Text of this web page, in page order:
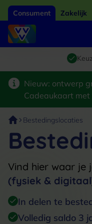
Consument Zakelijk
Nieuw: ontwerp
Cadeaukaart met
Bestedingslocaties
Vind hier waar je
(fysiek &
In delen te
Volledig saldo 3